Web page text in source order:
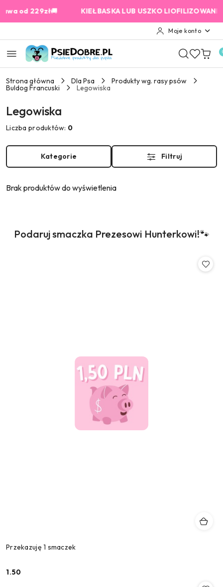
Przejdź do treści głównej
Przejdź do wyszukiwarki
Przejdź do moje konto
Przejdź do menu głównego
Przejdź do stopki
od 229zł🚚 KIEŁBASKA LUB USZKO LIOFILIZOWANE od
Moje konto
Strona główna Dla Psa Produkty wg. rasy psów
Buldog Francuski Legowiska
Legowiska
Liczba produktów: 0
Kategorie Filtruj
Brak produktów do wyświetlenia
Pomiń karuzelę produktów
Produkty
Podaruj smaczka Prezesowi Hunterkowi!🐾
Przekazuję 1 smaczek
Cena:
1.50